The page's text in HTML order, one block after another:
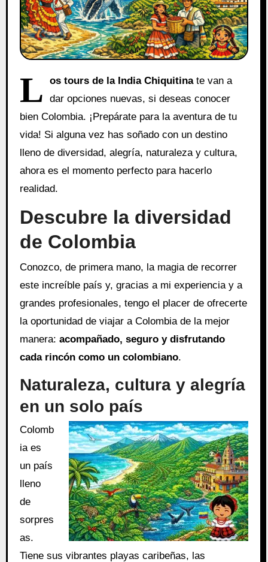
L os tours de la India Chiquitinate van a
dar opciones nuevas, si deseas conocer
bien Colombia. ¡Prepárate para la aventura de tu
vida! Si alguna vez has soñado con un destino
lleno de diversidad, alegría, naturaleza y cultura,
ahora es el momento perfecto para hacerlo
realidad.
Descubre la diversidad
de Colombia
Conozco, de primera mano, la magia de recorrer
este increíble país y, gracias a mi experiencia y a
grandes profesionales, tengo el placer de ofrecerte
la oportunidad de viajar a Colombia de la mejor
manera: acompañado, seguro y disfrutando
cada rincón como un colombiano.
Naturaleza, cultura y alegría
en un solo país
Colomb
ia es
un país
lleno
de
sorpres
as.
Tiene sus vibrantes playas caribeñas, las